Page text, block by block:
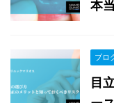
本
ブロ
目